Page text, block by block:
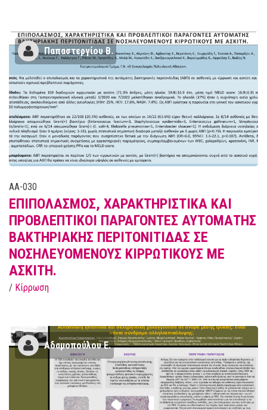
Παπαστεργίου Β.
AA-030
ΕΠΙΠΟΛΑΣΜΟΣ, ΧΑΡΑΚΤΗΡΙΣΤΙΚΑ ΚΑΙ
ΠΡΟΒΛΕΠΤΙΚΟΙ ΠΑΡΑΓΟΝΤΕΣ ΑΥΤΟΜΑΤΗΣ
ΒΑΚΤΗΡΙΑΚΗΣ ΠΕΡΙΤΟΝΙΤΙΔΑΣ ΣΕ
ΝΟΣΗΛΕΥΟΜΕΝΟΥΣ ΚΙΡΡΩΤΙΚΟΥΣ ΜΕ
ΑΣΚΙΤΗ.
/ Κίρρωση
Αδαμοπούλου Ε.